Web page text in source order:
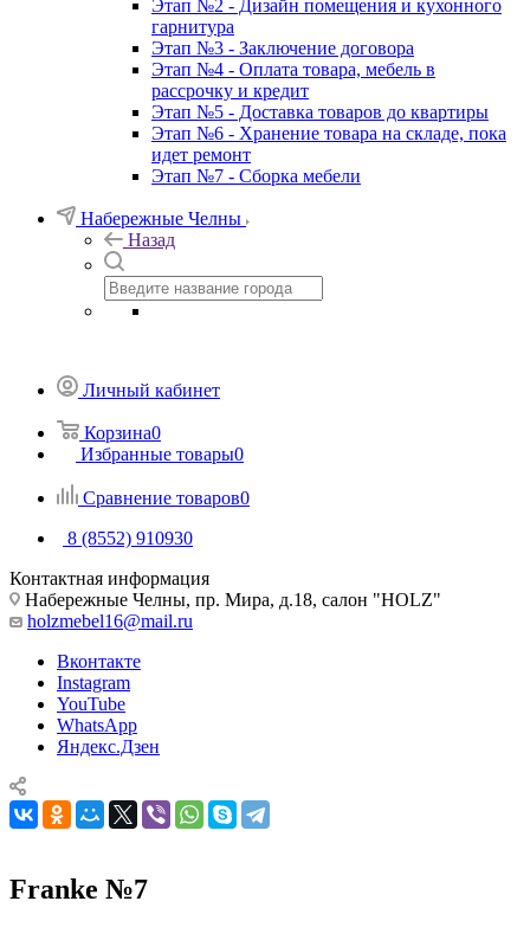
Этап №2 - Дизайн помещения и кухонного
гарнитура
Этап №3 - Заключение договора
Этап №4 - Оплата товара, мебель в
рассрочку и кредит
Этап №5 - Доставка товаров до квартиры
Этап №6 - Хранение товара на складе, пока
идет ремонт
Этап №7 - Сборка мебели
Набережные Челны
Назад
Личный кабинет
Корзина0
Избранные товары0
Сравнение товаров0
8 (8552) 910930
Контактная информация
Набережные Челны, пр. Мира, д.18, салон "HOLZ"
holzmebel16@mail.ru
Вконтакте
Instagram
YouTube
WhatsApp
Яндекс.Дзен
Franke №7